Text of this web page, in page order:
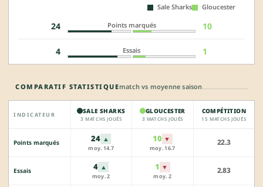
Sale Sharks Gloucester
24 Points marqués 10
4 Essais 1
COMPARATIF STATISTIQUEmatch vs moyenne saison
INDICATEUR SALE SHARKS
3 MATCHS JOUÉS
GLOUCESTER
3 MATCHS JOUÉS
COMPÉTITION
15 MATCHS JOUÉS
Points marqués 24 ▲
moy. 14.7
10 ▼
moy. 16.7
22.3
Essais 4 ▲
moy. 2
1 ▼
moy. 2
2.83